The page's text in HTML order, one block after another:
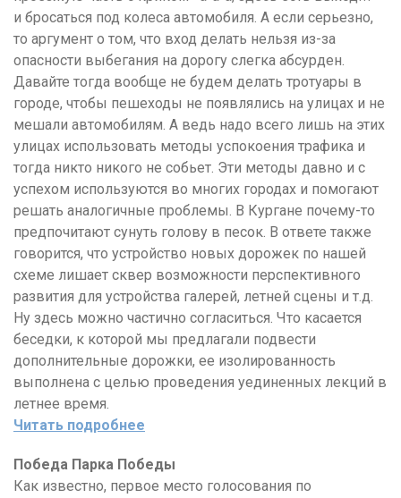
и бросаться под колеса автомобиля. А если серьезно,
то аргумент о том, что вход делать нельзя из-за
опасности выбегания на дорогу слегка абсурден.
Давайте тогда вообще не будем делать тротуары в
городе, чтобы пешеходы не появлялись на улицах и не
мешали автомобилям. А ведь надо всего лишь на этих
улицах использовать методы успокоения трафика и
тогда никто никого не собьет. Эти методы давно и с
успехом используются во многих городах и помогают
решать аналогичные проблемы. В Кургане почему-то
предпочитают сунуть голову в песок. В ответе также
говорится, что устройство новых дорожек по нашей
схеме лишает сквер возможности перспективного
развития для устройства галерей, летней сцены и т.д.
Ну здесь можно частично согласиться. Что касается
беседки, к которой мы предлагали подвести
дополнительные дорожки, ее изолированность
выполнена с целью проведения уединенных лекций в
летнее время.
Читать подробнее
Победа Парка Победы
Как известно, первое место голосования по